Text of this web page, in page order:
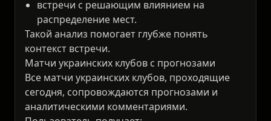
встречи с решающим влиянием на
распределение мест.
Такой анализ помогает глубже понять
контекст встречи.
Матчи украинских клубов с прогнозами
Все матчи украинских клубов, проходящие
сегодня, сопровождаются прогнозами и
аналитическими комментариями.